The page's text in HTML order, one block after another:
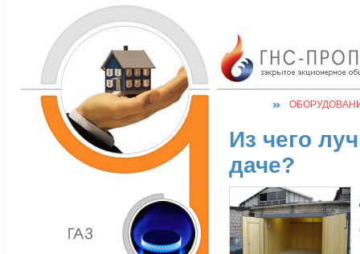
Из чего
даче?